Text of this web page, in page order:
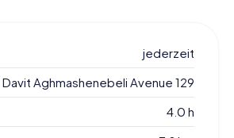
ist unvergesslich, und es gibt keine
zu erkunden, als mit unserer
die historischen Bauwerke, die
die beeindruckenden Landschaften
und interaktive Weise
Sehenswürdigkeiten kennen,
jederzeit
Davit Aghmashenebeli Avenue 129
4.0 h